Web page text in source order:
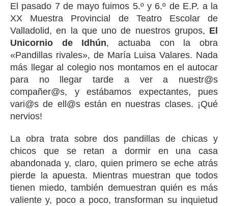
El pasado 7 de mayo fuimos 5.º y 6.º de E.P. a la
XX Muestra Provincial de Teatro Escolar de
Valladolid, en la que uno de nuestros grupos, El
Unicornio de Idhún, actuaba con la obra
«Pandillas rivales», de María Luisa Valares. Nada
más llegar al colegio nos montamos en el autocar
para no llegar tarde a ver a nuestr@s
compañer@s, y estábamos expectantes, pues
vari@s de ell@s están en nuestras clases. ¡Qué
nervios!
La obra trata sobre dos pandillas de chicas y
chicos que se retan a dormir en una casa
abandonada y, claro, quien primero se eche atrás
pierde la apuesta. Mientras muestran que todos
tienen miedo, también demuestran quién es más
valiente y, poco a poco, transforman su inquietud